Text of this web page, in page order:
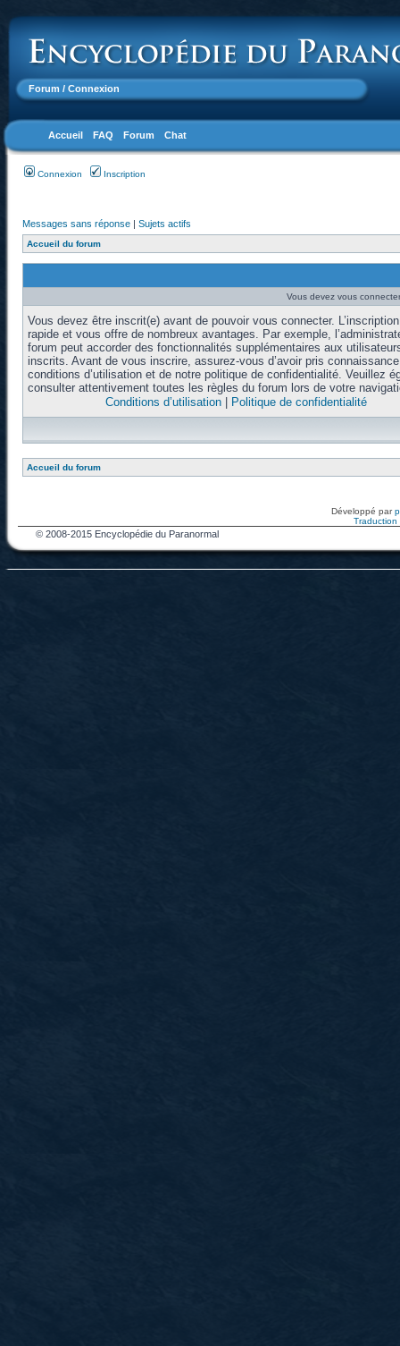
Forum / Connexion
Accueil FAQ Forum Chat
Connexion Inscription
Messages sans réponse | Sujets actifs
Accueil du forum
Vous devez vous
Vous devez être inscrit(e) avant de pouvoir vous connecter.
rapide et vous offre de nombreux avantages. Par exemple,
forum peut accorder des fonctionnalités supplémentaires aux
inscrits. Avant de vous inscrire, assurez-vous d’avoir pris
conditions d’utilisation et de notre politique de confidentialité. Veuillez
consulter attentivement toutes les règles du forum lors de votre
Conditions d’utilisation| Politique de confidentialité
Accueil du forum
Développé par
Traduction
© 2008-2015 Encyclopédie du Paranormal